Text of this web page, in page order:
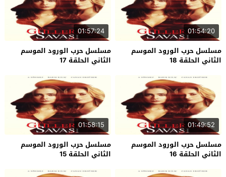
01:54:20
مسلسل حرب الورود الموسم
الثاني الحلقة 18
01:57:24
مسلسل حرب الورود الموسم
الثاني الحلقة 17
01:49:52
مسلسل حرب الورود الموسم
الثاني الحلقة 16
01:58:15
مسلسل حرب الورود الموسم
الثاني الحلقة 15